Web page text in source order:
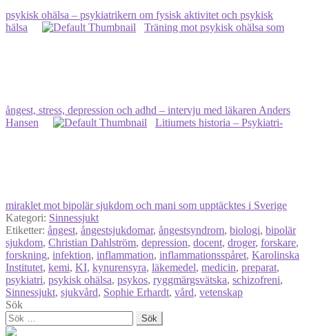
psykisk ohälsa – psykiatrikern om fysisk aktivitet och psykisk
hälsa
Träning mot psykisk ohälsa som
ångest, stress, depression och adhd – intervju med läkaren Anders
Hansen
Litiumets historia ‒ Psykiatri-
miraklet mot bipolär sjukdom och mani som upptäcktes i Sverige
Kategori: Sinnessjukt
Etiketter: ångest, ångestsjukdomar, ångestsyndrom, biologi, bipolär
sjukdom, Christian Dahlström, depression, docent, droger, forskare,
forskning, infektion, inflammation, inflammationsspåret, Karolinska
Institutet, kemi, KI, kynurensyra, läkemedel, medicin, preparat,
psykiatri, psykisk ohälsa, psykos, ryggmärgsvätska, schizofreni,
Sinnessjukt, sjukvård, Sophie Erhardt, vård, vetenskap
Sök
Sök
efter: